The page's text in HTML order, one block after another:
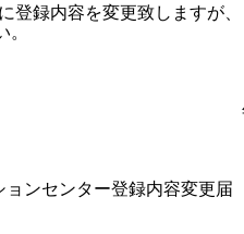
録内容を変更致しますが、
ンセンター登録内容変更届